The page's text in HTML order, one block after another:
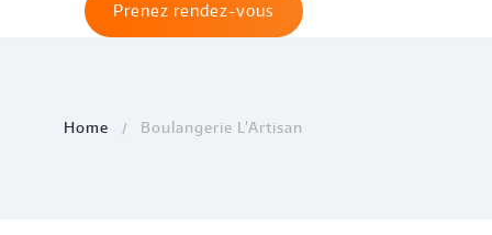
Prenez rendez-vous
Home Boulangerie L’Artisan